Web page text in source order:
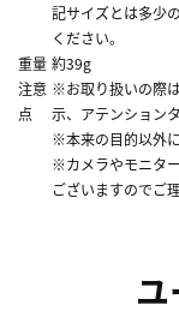
記サイズとは多少
ください。
重量 約39g
注意
点
※お取り扱いの際
示、アテンション
※本来の目的以外
※カメラやモニタ
ございますのでご